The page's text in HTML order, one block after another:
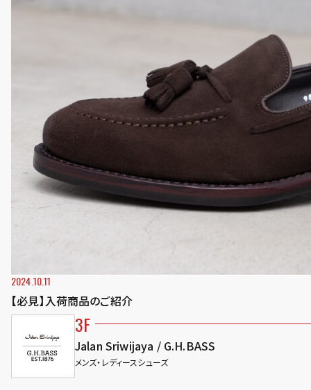
2024.10.11
【必見】入荷商品のご紹介
3F
Jalan Sriwijaya / G.H.BASS
メンズ・レディースシューズ